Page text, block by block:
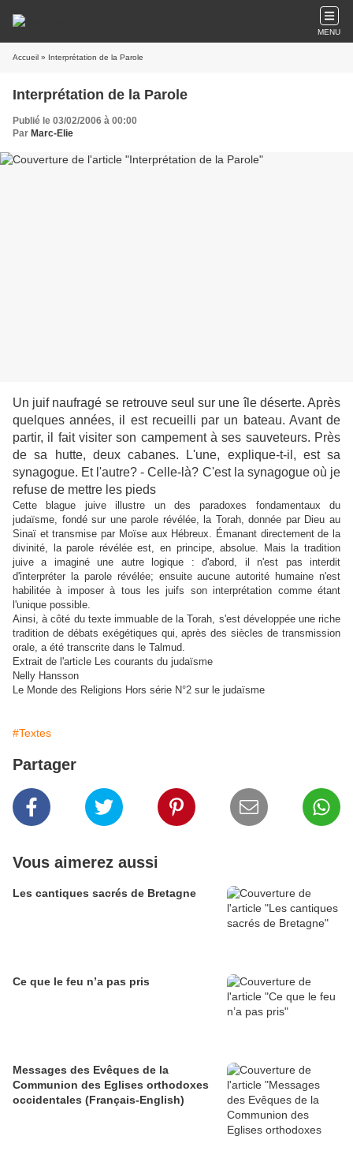
MENU
Accueil » Interprétation de la Parole
Interprétation de la Parole
Publié le 03/02/2006 à 00:00
Par Marc-Elie
Un juif naufragé se retrouve seul sur une île déserte. Après
quelques années, il est recueilli par un bateau. Avant de
partir, il fait visiter son campement à ses sauveteurs. Près
de sa hutte, deux cabanes. L'une, explique-t-il, est sa
synagogue. Et l'autre? - Celle-là? C'est la synagogue où je
refuse de mettre les pieds
Cette blague juive illustre un des paradoxes fondamentaux du
judaïsme, fondé sur une parole révélée, la Torah, donnée par Dieu au
Sinaï et transmise par Moïse aux Hébreux. Émanant directement de la
divinité, la parole révélée est, en principe, absolue. Mais la tradition
juive a imaginé une autre logique : d'abord, il n'est pas interdit
d'interpréter la parole révélée; ensuite aucune autorité humaine n'est
habilitée à imposer à tous les juifs son interprétation comme étant
l'unique possible.
Ainsi, à côté du texte immuable de la Torah, s'est développée une riche
tradition de débats exégétiques qui, après des siècles de transmission
orale, a été transcrite dans le Talmud.
Extrait de l'article Les courants du judaïsme
Nelly Hansson
Le Monde des Religions Hors série N°2 sur le judaïsme
#Textes
Partager
Vous aimerez aussi
Les cantiques sacrés de Bretagne
Ce que le feu n’a pas pris
Messages des Evêques de la
Communion des Eglises orthodoxes
occidentales (Français-English)